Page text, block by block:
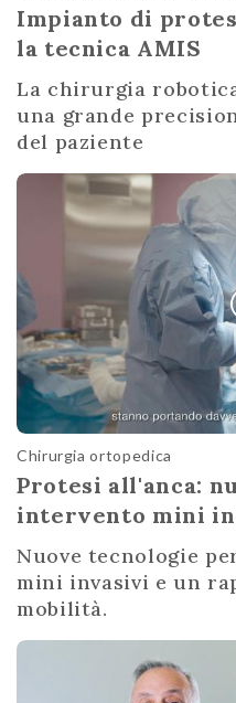
Impianto di
la tecnica AMIS
La chirurgia
una grande
del paziente
Chirurgia ortopedica
Protesi all'anca:
intervento mini
Nuove tecnologie
mini invasivi e un
mobilità.